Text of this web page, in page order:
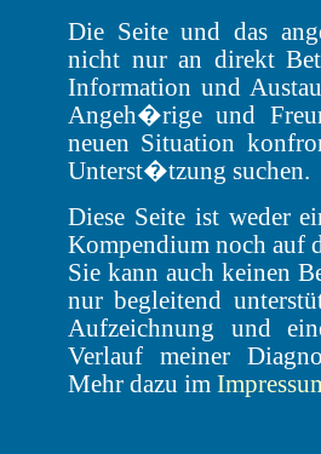
Die Seite und das
nicht nur an direkt
Information und
Angeh�rige und
neuen Situation
Unterst�tzung suchen.
Diese Seite ist weder
Kompendium noch auf
Sie kann auch keinen
nur begleitend
Aufzeichnung und
Verlauf meiner
Mehr dazu im